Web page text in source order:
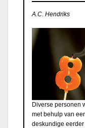
A.C. Hendriks
Diverse personen
met behulp van
deskundige